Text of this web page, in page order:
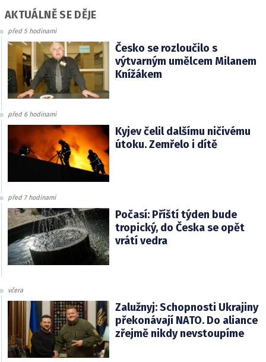
AKTUÁLNĚ SE DĚJE
před 5 hodinami
Česko se rozloučilo s
výtvarným umělcem Milanem
Knížákem
před 6 hodinami
Kyjev čelil dalšímu ničivému
útoku. Zemřelo i dítě
před 7 hodinami
Počasí: Příští týden bude
tropický, do Česka se opět
vrátí vedra
včera
Zalužnyj: Schopnosti Ukrajiny
překonávají NATO. Do aliance
zřejmě nikdy nevstoupíme